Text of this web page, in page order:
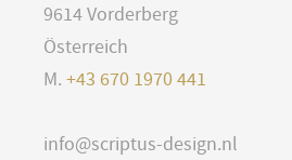
9614 Vorderberg
Österreich
M. +43 670 1970 441
info@scriptus-design.nl